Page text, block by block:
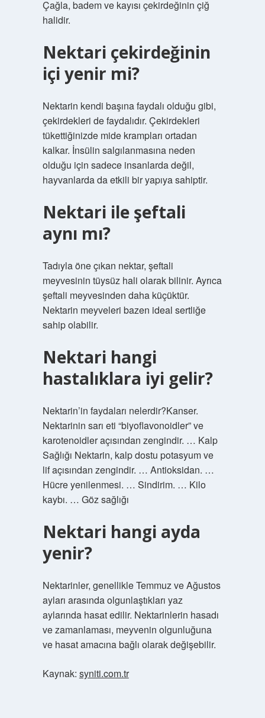
Çağla, badem ve kayısı çekirdeğinin çiğ
halidir.
Nektari çekirdeğinin
içi yenir mi?
Nektarin kendi başına faydalı olduğu gibi,
çekirdekleri de faydalıdır. Çekirdekleri
tükettiğinizde mide krampları ortadan
kalkar. İnsülin salgılanmasına neden
olduğu için sadece insanlarda değil,
hayvanlarda da etkili bir yapıya sahiptir.
Nektari ile şeftali
aynı mı?
Tadıyla öne çıkan nektar, şeftali
meyvesinin tüysüz hali olarak bilinir. Ayrıca
şeftali meyvesinden daha küçüktür.
Nektarin meyveleri bazen ideal sertliğe
sahip olabilir.
Nektari hangi
hastalıklara iyi gelir?
Nektarin’in faydaları nelerdir?Kanser.
Nektarinin sarı eti “biyoflavonoidler” ve
karotenoidler açısından zengindir. … Kalp
Sağlığı Nektarin, kalp dostu potasyum ve
lif açısından zengindir. … Antioksidan. …
Hücre yenilenmesi. … Sindirim. … Kilo
kaybı. … Göz sağlığı
Nektari hangi ayda
yenir?
Nektarinler, genellikle Temmuz ve Ağustos
ayları arasında olgunlaştıkları yaz
aylarında hasat edilir. Nektarinlerin hasadı
ve zamanlaması, meyvenin olgunluğuna
ve hasat amacına bağlı olarak değişebilir.
Kaynak: syniti.com.tr